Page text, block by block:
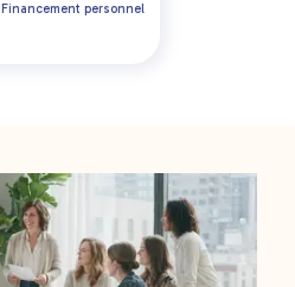
Financement personnel